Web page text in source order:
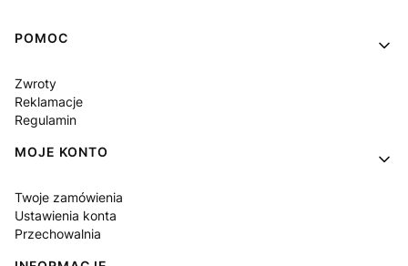
Linki w stopce
POMOC
Zwroty
Reklamacje
Regulamin
MOJE KONTO
Twoje zamówienia
Ustawienia konta
Przechowalnia